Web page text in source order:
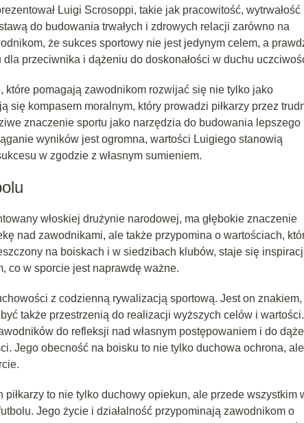
Luigi Scrosoppi, takie jak pracowitość, wytrwałość
do budowania trwałych i zdrowych relacji zarówno na
że sukces sportowy nie jest jedynym celem, a
przeciwnika i dążeniu do doskonałości w duchu
które pomagają zawodnikom rozwijać się nie tylko jako
się kompasem moralnym, który prowadzi piłkarzy przez
znaczenie sportu jako narzędzia do budowania lepszego
wyników jest ogromna, wartości Luigiego stanowią
w zgodzie z własnym sumieniem.
włoskiej drużynie narodowej, ma głębokie znaczenie
nad zawodnikami, ale także przypomina o wartościach,
na boiskach i w siedzibach klubów, staje się
co w sporcie jest naprawdę ważne.
z codzienną rywalizacją sportową. Jest on znakiem,
także przestrzenią do realizacji wyższych celów i wartości.
do refleksji nad własnym postępowaniem i do
Jego obecność na boisku to nie tylko duchowa ochrona,
to nie tylko duchowy opiekun, ale przede wszystkim
Jego życie i działalność przypominają zawodnikom o